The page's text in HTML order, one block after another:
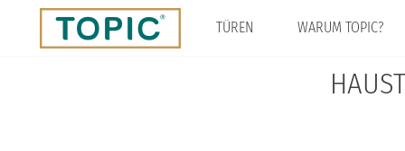
TÜREN WARUM TOPIC?